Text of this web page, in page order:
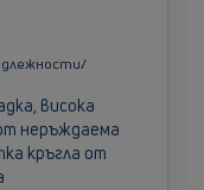
висока
неръждаема
кръгла от